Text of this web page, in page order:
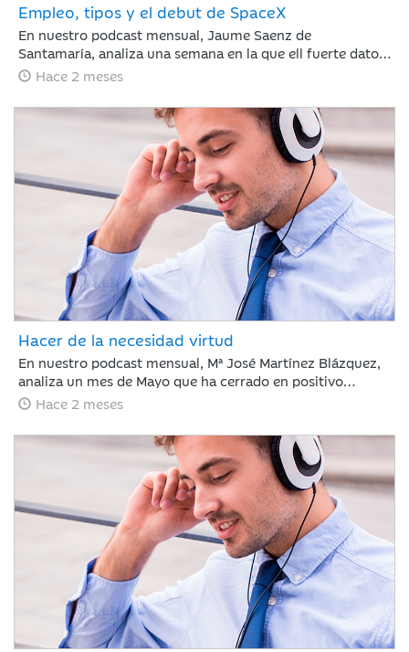
Empleo, tipos y el debut de SpaceX
En nuestro podcast mensual, Jaume Saenz de
Santamaría, analiza una semana en la que ell fuerte dato
de empleo en EE. UU. ha frenado el optimismo del Nasdaq
por la inflación, justo antes del debut de SpaceX. Esta
volatilidad contrasta con la estabilidad del crudo y la
rotación hacia el consumo básico, mientras los inversores
asumen un escenario de endurecimiento monetario.
Hace 2 meses
Hacer de la necesidad virtud
En nuestro podcast mensual, Mª José Martínez Blázquez,
analiza un mes de Mayo que ha cerrado en positivo
impulsado por resultados corporativos y el auge global de
reducirse la tensión en el estrecho de Ormuz, mientras
que la renta fija mostró recuperación ante la
estabilización de la deuda pública. En este contexto, el
mercado demostró ser caprichoso, haciendo clave ignorar
el ruido a corto plazo.
Hace 2 meses